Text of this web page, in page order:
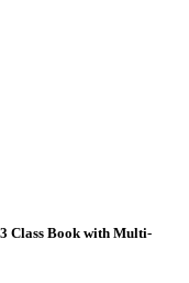
Class Book with Multi-